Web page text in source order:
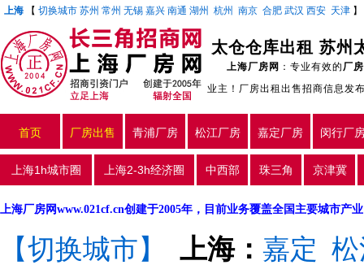
上海 【 切换城市 苏州 常州 无锡 嘉兴 南通 湖州 杭州 南京 合肥 武汉 西安 天津 】
太仓仓库出租 苏州
上海厂房网 ：专业有效的厂
业主！厂房出租出售招商信息发
首页 厂房出售 青浦厂房 松江厂房 嘉定厂房 闵行厂
上海1h城市圈 上海2-3h经济圈 中西部 珠三角 京津冀
上海厂房网www.021cf.cn创建于2005年，目前业务覆盖全国主要城市产
【切换城市】 上海： 嘉定